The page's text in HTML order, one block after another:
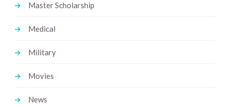
Master Scholarship
Medical
Military
Movies
News